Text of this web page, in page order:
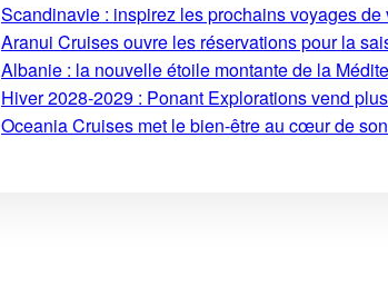
Scandinavie : inspirez les prochains voyages de
Aranui Cruises ouvre les réservations pour la
Albanie : la nouvelle étoile montante de la
Hiver 2028-2029 : Ponant Explorations vend
Oceania Cruises met le bien-être au cœur de